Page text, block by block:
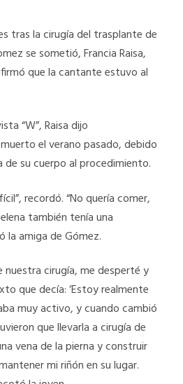
tras la cirugía del trasplante de
se sometió, Francia Raisa,
que la cantante estuvo al
“W”, Raisa dijo
el verano pasado, debido
de su cuerpo al procedimiento.
recordó. “No quería comer,
también tenía una
la amiga de Gómez.
nuestra cirugía, me desperté y
que decía: ‘Estoy realmente
muy activo, y cuando cambió
que llevarla a cirugía de
vena de la pierna y construir
mi riñón en su lugar.